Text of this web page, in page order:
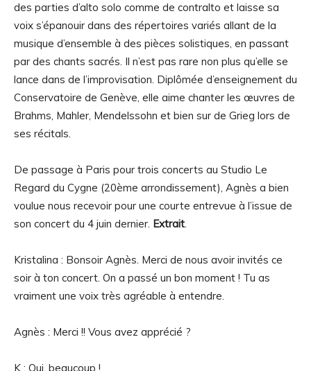
des parties d’alto solo comme de contralto et laisse sa
voix s’épanouir dans des répertoires variés allant de la
musique d’ensemble à des pièces solistiques, en passant
par des chants sacrés. Il n’est pas rare non plus qu’elle se
lance dans de l’improvisation. Diplômée d’enseignement du
Conservatoire de Genève, elle aime chanter les œuvres de
Brahms, Mahler, Mendelssohn et bien sur de Grieg lors de
ses récitals.
De passage à Paris pour trois concerts au Studio Le
Regard du Cygne (20ème arrondissement), Agnès a bien
voulue nous recevoir pour une courte entrevue à l’issue de
son concert du 4 juin dernier. Extrait.
Kristalina : Bonsoir Agnès. Merci de nous avoir invités ce
soir à ton concert. On a passé un bon moment ! Tu as
vraiment une voix très agréable à entendre.
Agnès : Merci !! Vous avez apprécié ?
K : Oui, beaucoup !